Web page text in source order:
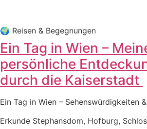
🌍 Rei­sen & Begegnungen
Ein Tag in Wien –
persönliche
durch die Kaiserstadt
Ein Tag in Wien – Sehens­wür­dig­kei­ten
Erkun­de Ste­phans­dom, Hof­burg,